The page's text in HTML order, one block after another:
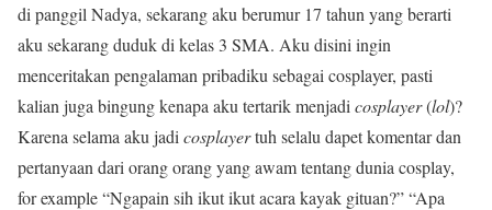
di panggil Nadya, sekarang aku berumur 17 tahun yang berarti
aku sekarang duduk di kelas 3 SMA. Aku disini ingin
menceritakan pengalaman pribadiku sebagai cosplayer, pasti
kalian juga bingung kenapa aku tertarik menjadi cosplayer(lol)?
Karena selama aku jadi cosplayertuh selalu dapet komentar dan
pertanyaan dari orang orang yang awam tentang dunia cosplay,
for example “Ngapain sih ikut ikut acara kayak gituan?” “Apa